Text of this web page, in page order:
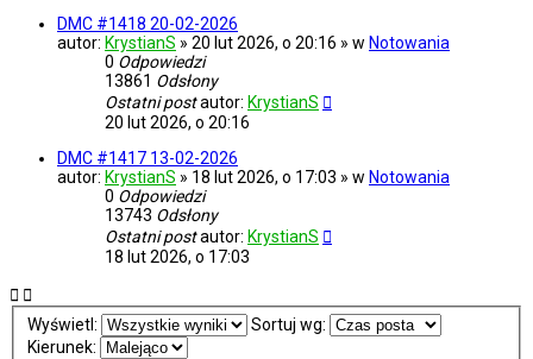
DMC #1418 20-02-2026
autor: KrystianS » 20 lut 2026, o 20:16 » w Notowania
0 Odpowiedzi
13861 Odsłony
Ostatni postautor: KrystianS
20 lut 2026, o 20:16
DMC #1417 13-02-2026
autor: KrystianS » 18 lut 2026, o 17:03 » w Notowania
0 Odpowiedzi
13743 Odsłony
Ostatni postautor: KrystianS
18 lut 2026, o 17:03
Wyświetl:
Sortuj wg:
Kierunek: